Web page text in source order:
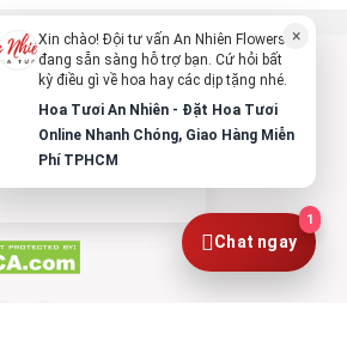
Nhiên - 0938494119
×
Xin chào! Đội tư vấn An Nhiên Flowers
đang sẵn sàng hỗ trợ bạn. Cứ hỏi bất
kỳ điều gì về hoa hay các dịp tặng nhé.
Hoa Tươi An Nhiên - Đặt Hoa Tươi
Online Nhanh Chóng, Giao Hàng Miễn
Phí TPHCM
Chat ngay
1